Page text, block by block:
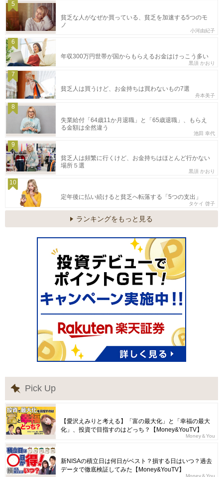
5
貧乏な人がなぜか買っている、貧乏を加速する5つのモ
ノ
小河由紀子
6
年収300万円世帯が国からもらえるお金はけっこう多い
黒須 かおり
7
貧乏人は買うけど、お金持ちは買わないもの7選
舟本美子
8
失業給付「64歳11か月退職」と「65歳退職」、もらえ
る金額は全然違う
池田 幸代
9
貧乏人は頻繁に行くけど、お金持ちはほとんど行かない
場所５選
黒須 かおり
10
定年後に払い続けると貧乏へ転落する「5つの支出」
タケイ 啓子
ランキングをもっと見る
Pick Up
【愛沢えみりと考える】「富の最大化」と「幸福の最大
化」、投資で目指すのはどっち？【Money&YouTV】
Money＆You
新NISAの積立日は何日がベスト？損する日はいつ？過去
データで徹底検証してみた【Money&YouTV】
Money＆You